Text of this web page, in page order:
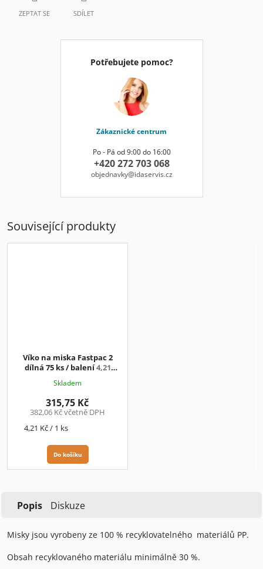
ZEPTAT SE SDÍLET
Potřebujete pomoc?
Zákaznické centrum
Po - Pá od 9:00 do 16:00
+420 272 703 068
objednavky@idaservis.cz
Související produkty
Víko na miska Fastpac 2
dílná 75 ks / balení4,21
Skladem
382,06 Kč včetně DPH
315,75 Kč
Měrná
4,21 Kč / 1 ks
Do košíku
Popis Diskuze
Misky jsou vyrobeny ze 100 % recyklovatelného materiálů PP.
Obsah recyklovaného materiálu minimálně 30 %.